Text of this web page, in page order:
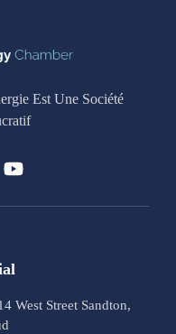
Est Une Société
West Street Sandton,